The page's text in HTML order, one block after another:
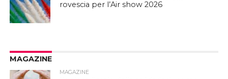
rovescia per l’Air show 2026
MAGAZINE
MAGAZINE